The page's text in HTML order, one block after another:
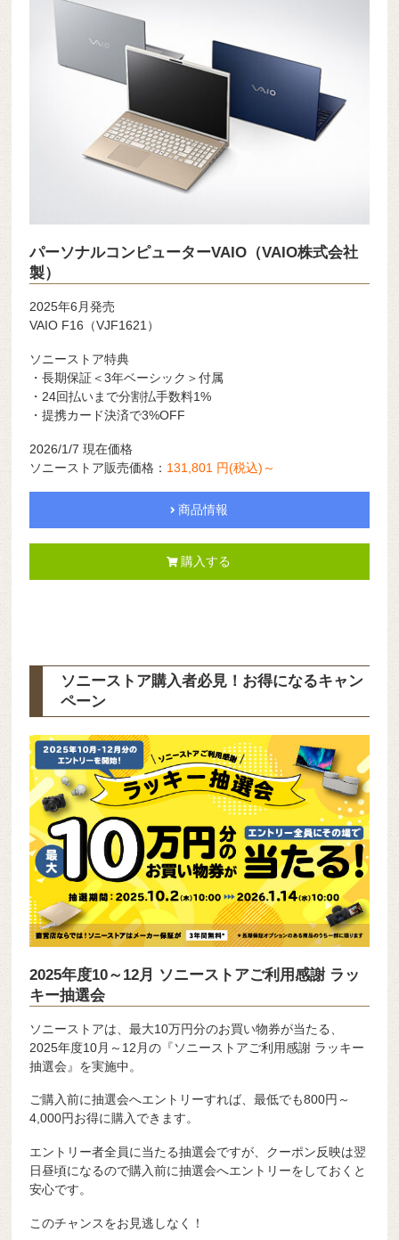
パーソナルコンピューターVAIO（VAIO株式会社
製）
2025年6月発売
VAIO F16（VJF1621）
ソニーストア特典
・長期保証＜3年ベーシック＞付属
・24回払いまで分割払手数料1%
・提携カード決済で3%OFF
2026/1/7 現在価格
ソニーストア販売価格： 131,801 円(税込)～
商品情報
購入する
ソニーストア購入者必見！お得になるキャン
ペーン
2025年度10～12月 ソニーストアご利用感謝 ラッ
キー抽選会
ソニーストアは、最大10万円分のお買い物券が当たる、
2025年度10月～12月の『ソニーストアご利用感謝 ラッキー
抽選会』を実施中。
ご購入前に抽選会へエントリーすれば、最低でも800円～
4,000円お得に購入できます。
エントリー者全員に当たる抽選会ですが、クーポン反映は翌
日昼頃になるので購入前に抽選会へエントリーをしておくと
安心です。
このチャンスをお見逃しなく！